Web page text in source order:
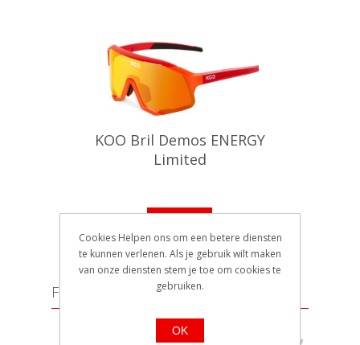
KOO Bril Demos ENERGY
Limited
Filter op prijs
Cookies Helpen ons om een betere diensten
te kunnen verlenen. Als je gebruik wilt maken
van onze diensten stem je toe om cookies te
gebruiken.
OK